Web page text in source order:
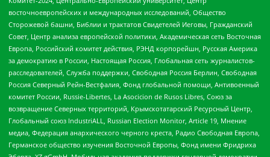
восточноевропейских и международных исследований, Общество
Сторожевой башни, Библии и трактатов Свидетелей Иеговы, Гражданский
Совет, Центр анализа европейской политики, Академическая сеть Восточная
Европа, Российский комитет действия, РЭНД корпорейшн, Русская Америка
за демократию в России, Настоящая Россия, Глобальная сеть журналистов-
расследователей, Служба поддержки, Свободная Россия Берлин, Свободная
Россия Северный Рейн-Вестфалия, Фонд глобальной помощи, Антивоенный
комитет России, Russie-Libertes, La Asocicion de Rusos Libres, Союз за
возвращение Северных территорий, Крымскотатарский Ресурсный Центр,
Глобальный союз IndustriALL, Russian Election Monitor, Article 19, Мнение
медиа, Федерация анархического черного креста, Радио Свободная Европа,
Германское общество изучения Восточной Европы, Фонд имени Фридриха